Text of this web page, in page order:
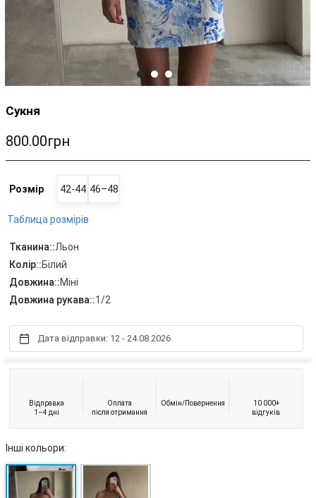
Сукня
800.00грн
Розмір 42-44 46–48
Таблица розмірів
Тканина::Льон
Колір::Білий
Довжина::Міні
Довжина рукава::1/2
Дата відправки: 12 - 24.08.2026
Відправка
1–4 дні
Оплата
після отримання
Обмін/Повернення
10 000+
відгуків
Інші кольори: